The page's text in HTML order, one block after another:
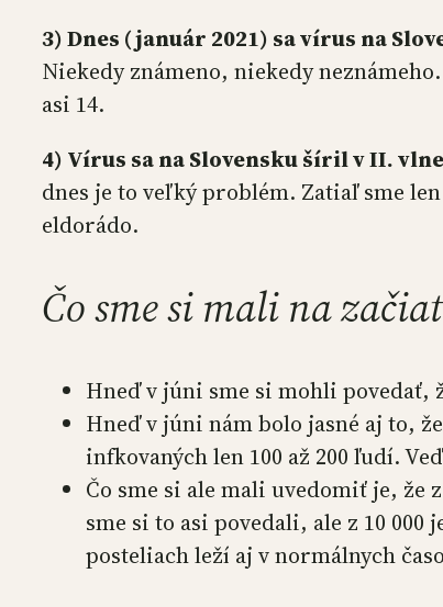
3) Dnes (január 2021) sa vírus na
Niekedy známeno, niekedy
asi 14.
4) Vírus sa na Slovensku šíril v II.
dnes je to veľký problém. Zatiaľ sme
eldorádo.
Čo sme si mali na
Hneď v júni sme si mohli povedať,
Hneď v júni nám bolo jasné aj to, že
infkovaných len 100 až 200 ľudí.
Čo sme si ale mali uvedomiť je, že
sme si to asi povedali, ale z 10 000
posteliach leží aj v normálnych